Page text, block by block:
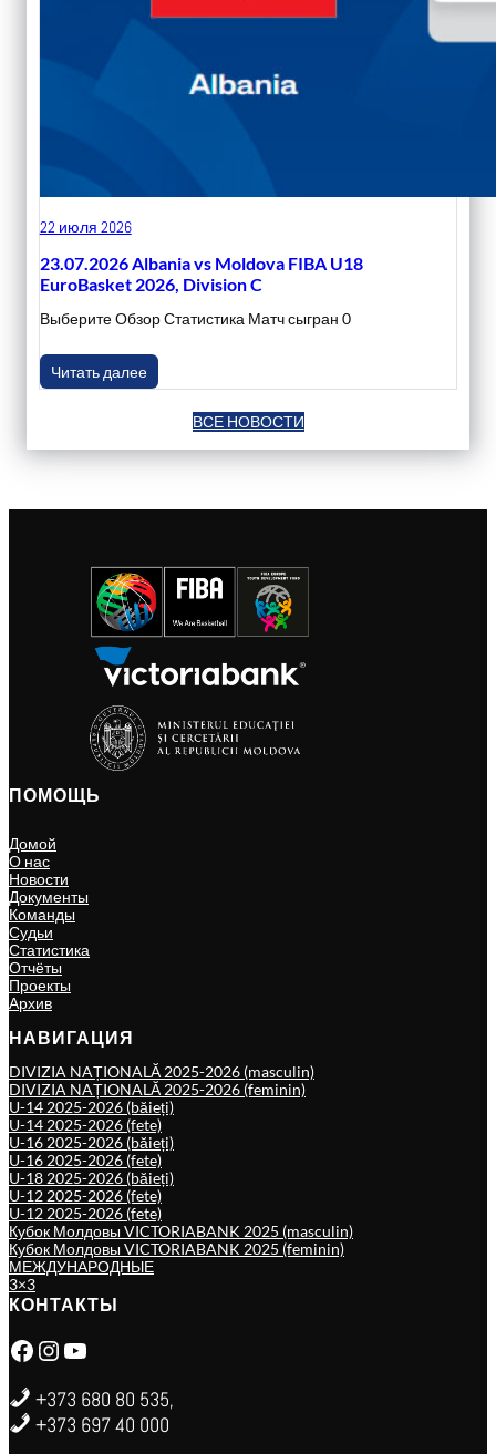
22 июля 2026
23.07.2026 Albania vs Moldova FIBA U18
EuroBasket 2026, Division C
Выберите Обзор Статистика Матч сыгран 0
Читать далее
ВСЕ НОВОСТИ
ПОМОЩЬ
Домой
О нас
Новости
Документы
Команды
Судьи
Статистика
Отчёты
Проекты
Архив
НАВИГАЦИЯ
DIVIZIA NAȚIONALĂ 2025-2026 (masculin)
DIVIZIA NAȚIONALĂ 2025-2026 (feminin)
U-14 2025-2026 (băieți)
U-14 2025-2026 (fete)
U-16 2025-2026 (băieți)
U-16 2025-2026 (fete)
U-18 2025-2026 (băieți)
U-12 2025-2026 (fete)
U-12 2025-2026 (fete)
Кубок Молдовы VICTORIABANK 2025 (masculin)
Кубок Молдовы VICTORIABANK 2025 (feminin)
МЕЖДУНАРОДНЫЕ
3×3
КОНТАКТЫ
Facebook Instagram YouTube
+373 680 80 535,
+373 697 40 000